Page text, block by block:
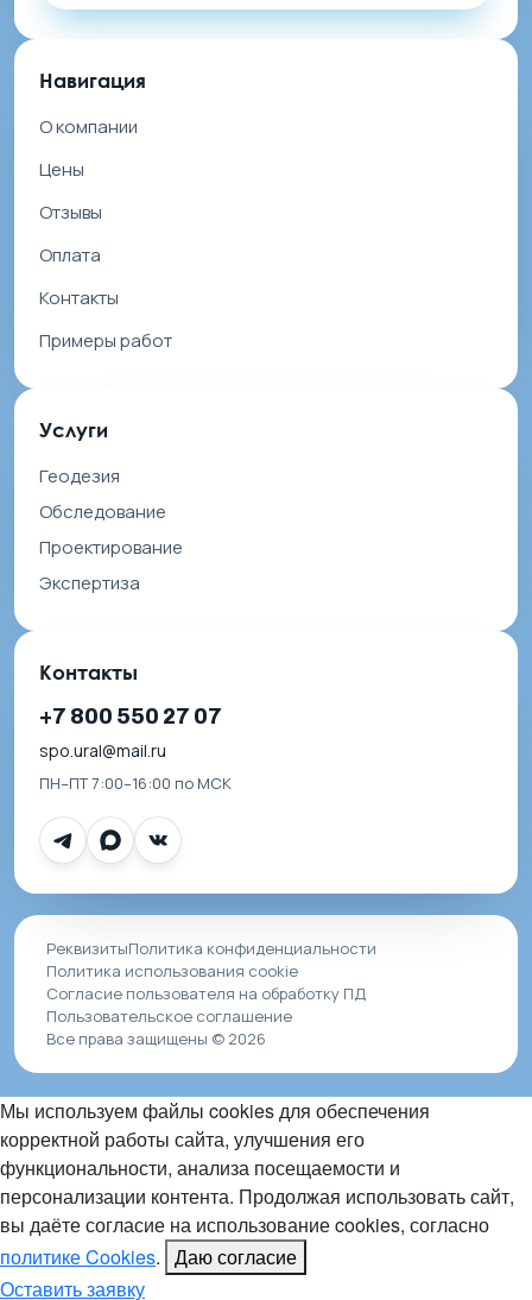
Навигация
О компании
Цены
Отзывы
Оплата
Контакты
Примеры работ
Услуги
Геодезия
Обследование
Проектирование
Экспертиза
Контакты
+7 800 550 27 07
spo.ural@mail.ru
ПН–ПТ 7:00–16:00 по МСК
РеквизитыПолитика конфиденциальности
Политика использования cookie
Согласие пользователя на обработку ПД
Пользовательское соглашение
Все права защищены © 2026
Мы используем файлы cookies для обеспечения
корректной работы сайта, улучшения его
функциональности, анализа посещаемости и
персонализации контента. Продолжая использовать сайт,
вы даёте согласие на использование cookies, согласно
политике Cookies. Даю согласие
Оставить заявку